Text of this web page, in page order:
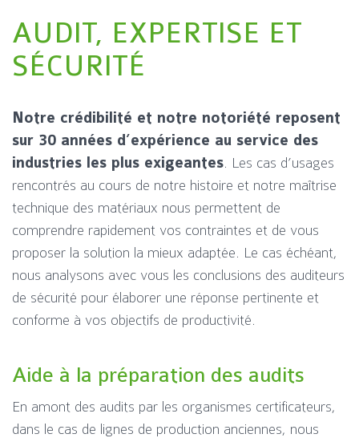
AUDIT, EXPERTISE ET
SÉCURITÉ
Notre crédibilité et notre notoriété reposent
sur 30 années d’expérience au service des
industries les plus exigeantes. Les cas d’usages
rencontrés au cours de notre histoire et notre maîtrise
technique des matériaux nous permettent de
comprendre rapidement vos contraintes et de vous
proposer la solution la mieux adaptée. Le cas échéant,
nous analysons avec vous les conclusions des auditeurs
de sécurité pour élaborer une réponse pertinente et
conforme à vos objectifs de productivité.
Aide à la préparation des audits
En amont des audits par les organismes certificateurs,
dans le cas de lignes de production anciennes, nous